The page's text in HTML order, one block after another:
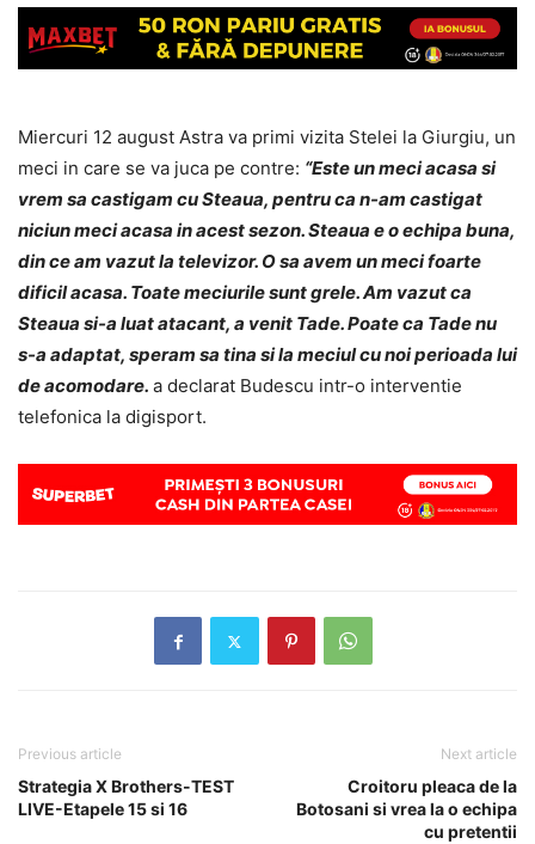
Miercuri 12 august Astra va primi vizita Stelei la Giurgiu, un
meci in care se va juca pe contre: “Este un meci acasa si
vrem sa castigam cu Steaua, pentru ca n-am castigat
niciun meci acasa in acest sezon. Steaua e o echipa buna,
din ce am vazut la televizor. O sa avem un meci foarte
dificil acasa. Toate meciurile sunt grele. Am vazut ca
Steaua si-a luat atacant, a venit Tade. Poate ca Tade nu
s-a adaptat, speram sa tina si la meciul cu noi perioada lui
de acomodare. a declarat Budescu intr-o interventie
telefonica la digisport.
Previous article
Strategia X Brothers-TEST
LIVE-Etapele 15 si 16
Next article
Croitoru pleaca de la
Botosani si vrea la o echipa
cu pretentii